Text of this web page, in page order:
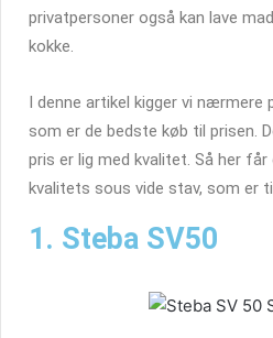
privatpersoner også kan lave
kokke.
I denne artikel kigger vi nærmere
som er de bedste køb til prisen.
pris er lig med kvalitet. Så her får
kvalitets sous vide stav, som er
1. Steba SV50